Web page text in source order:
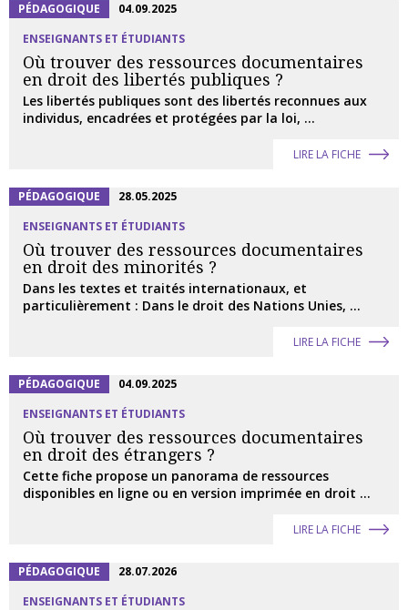
PÉDAGOGIQUE
04.09.2025
ENSEIGNANTS ET ÉTUDIANTS
Où trouver des ressources documentaires
en droit des libertés publiques ?
Les libertés publiques sont des libertés reconnues aux
individus, encadrées et protégées par la loi, ...
LIRE LA FICHE
PÉDAGOGIQUE
28.05.2025
ENSEIGNANTS ET ÉTUDIANTS
Où trouver des ressources documentaires
en droit des minorités ?
Dans les textes et traités internationaux, et
particulièrement : Dans le droit des Nations Unies, ...
LIRE LA FICHE
PÉDAGOGIQUE
04.09.2025
ENSEIGNANTS ET ÉTUDIANTS
Où trouver des ressources documentaires
en droit des étrangers ?
Cette fiche propose un panorama de ressources
disponibles en ligne ou en version imprimée en droit ...
LIRE LA FICHE
PÉDAGOGIQUE
28.07.2026
ENSEIGNANTS ET ÉTUDIANTS